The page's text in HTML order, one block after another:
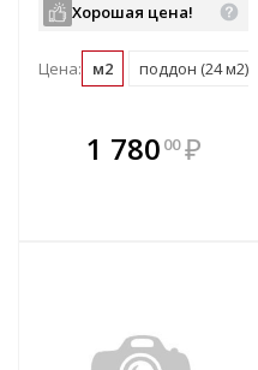
Хорошая цена!
Цена: м2 поддон (24 м2)
1 780 00 ₽
В комплекте
всегда выгоднее!